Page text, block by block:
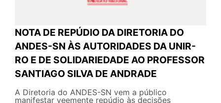
NOTA DE REPÚDIO DA DIRETORIA DO
ANDES-SN ÀS AUTORIDADES DA UNIR-
RO E DE SOLIDARIEDADE AO PROFESSOR
SANTIAGO SILVA DE ANDRADE
A Diretoria do ANDES-SN vem a público
manifestar veemente repúdio às decisões